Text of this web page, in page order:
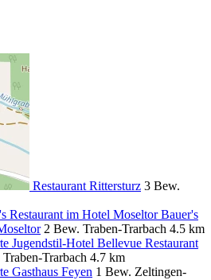
Restaurant Rittersturz 3 Bew.
Bauer's
2 Bew. Traben-Trarbach 4.5 km
Jugendstil-Hotel Bellevue Restaurant
Traben-Trarbach 4.7 km
Gasthaus Feyen 1 Bew. Zeltingen-